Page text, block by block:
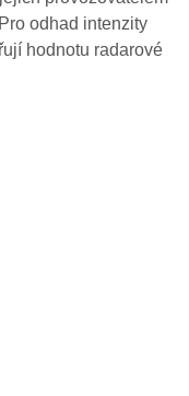
odhad intenzity
hodnotu radarové